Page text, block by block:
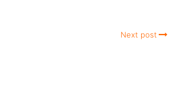
Next post